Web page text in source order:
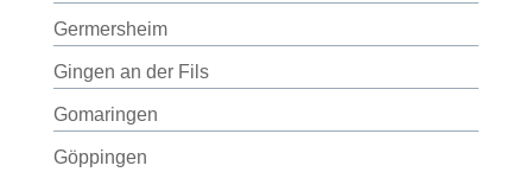
Germersheim
Gingen an der Fils
Gomaringen
Göppingen